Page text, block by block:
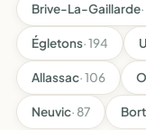
Brive-La-Gaillarde
Égletons· 194
Allassac· 106
Neuvic· 87